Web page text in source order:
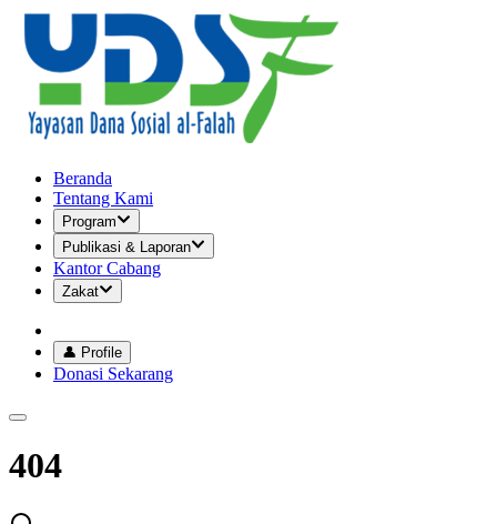
Beranda
Tentang Kami
Program
Publikasi & Laporan
Kantor Cabang
Zakat
👤 Profile
Donasi Sekarang
404